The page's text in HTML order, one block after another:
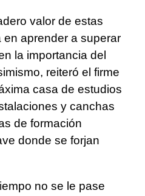
valor de estas
aprender a superar
la importancia del
reiteró el firme
casa de estudios
y canchas
de formación
donde se forjan
no se le pase